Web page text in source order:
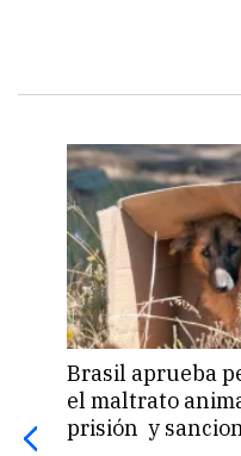
Brasil aprueba
el maltrato
prisión y